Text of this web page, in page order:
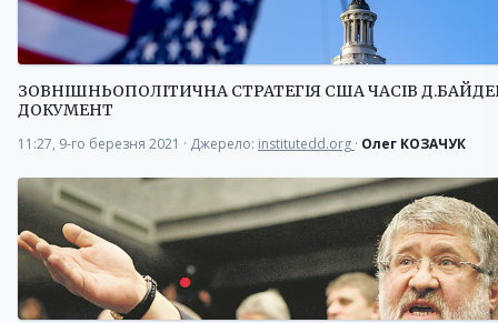
ЗОВНІШНЬОПОЛІТИЧНА СТРАТЕГІЯ США ЧАСІВ
ДОКУМЕНТ
11:27, 9-го березня 2021 · Джерело: institutedd.org · Олег КОЗАЧУК